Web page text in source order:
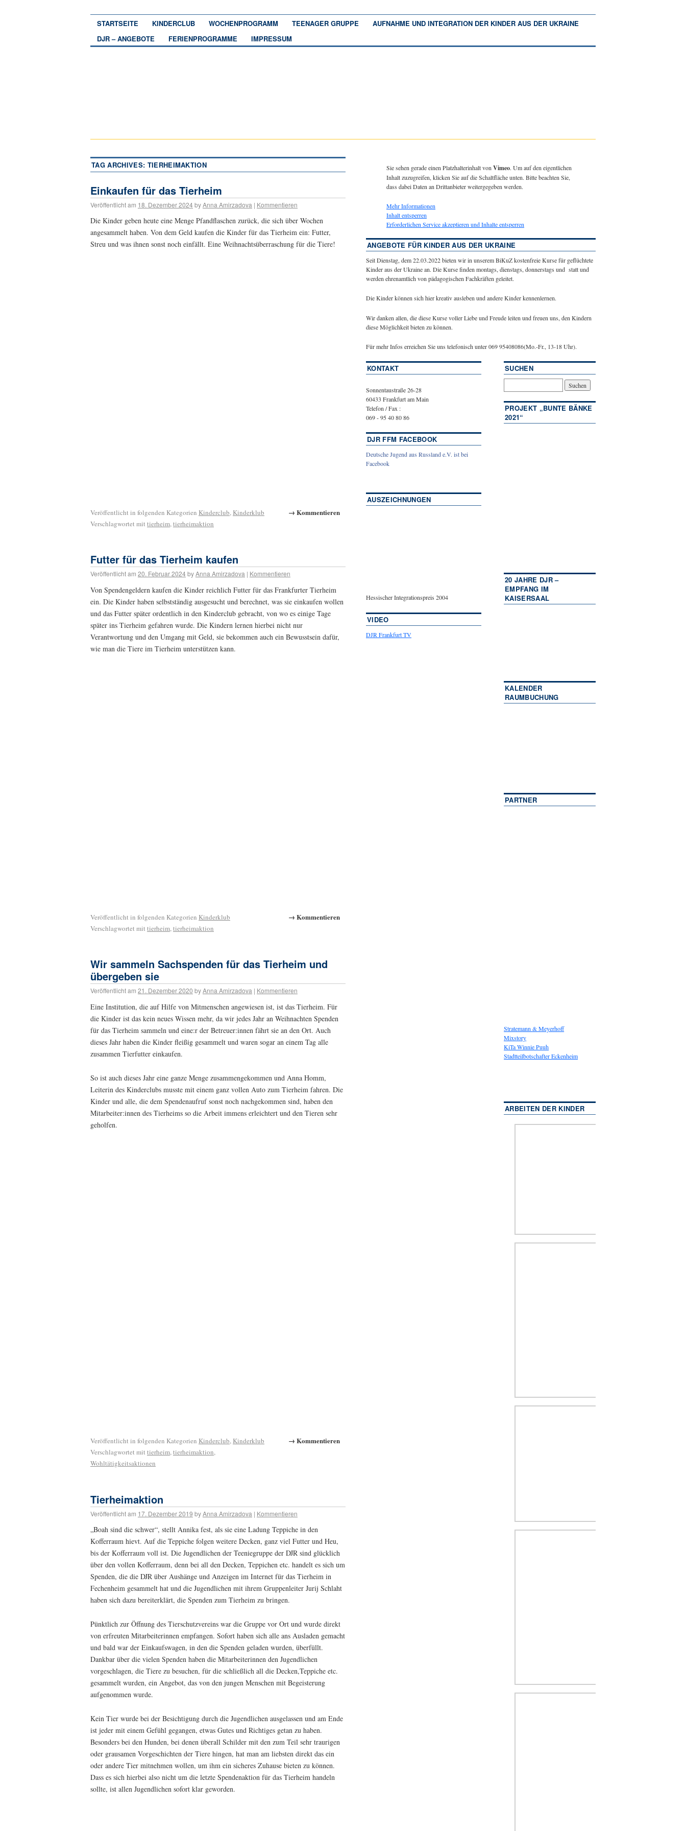
STARTSEITE KINDERCLUB WOCHENPROGRAMM TEENAGER GRUPPE
AUFNAHME UND INTEGRATION DER KINDER AUS DER UKRAINE
DJR – ANGEBOTE
FERIENPROGRAMME IMPRESSUM
TAG ARCHIVES: TIERHEIMAKTION
Einkaufen für das Tierheim
Veröffentlicht am 18. Dezember 2024byAnna Amirzadova | Kommentieren
Die Kinder geben heute eine Menge Pfandflaschen zurück, die sich über Wochen
angesammelt haben. Von dem Geld kaufen die Kinder für das Tierheim ein: Futter,
Streu und was ihnen sonst noch einfällt. Eine Weihnachtsüberraschung für die Tiere!
→ Kommentieren
Veröffentlicht in folgenden Kategorien Kinderclub, Kinderklub
Verschlagwortet mit tierheim,tierheimaktion
Futter für das Tierheim kaufen
Veröffentlicht am 20. Februar 2024byAnna Amirzadova | Kommentieren
Von Spendengeldern kaufen die Kinder reichlich Futter für das Frankfurter Tierheim
ein. Die Kinder haben selbstständig ausgesucht und berechnet, was sie einkaufen wollen
und das Futter später ordentlich in den Kinderclub gebracht, von wo es einige Tage
später ins Tierheim gefahren wurde. Die Kindern lernen hierbei nicht nur
Verantwortung und den Umgang mit Geld, sie bekommen auch ein Bewusstsein dafür,
wie man die Tiere im Tierheim unterstützen kann.
→ Kommentieren
Veröffentlicht in folgenden Kategorien Kinderklub
Verschlagwortet mit tierheim, tierheimaktion
Wir sammeln Sachspenden für das Tierheim und
übergeben sie
Veröffentlicht am 21. Dezember 2020 byAnna Amirzadova | Kommentieren
Eine Institution, die auf Hilfe von Mitmenschen angewiesen ist, ist das Tierheim. Für
die Kinder ist das kein neues Wissen mehr, da wir jedes Jahr an Weihnachten Spenden
für das Tierheim sammeln und eine:r der Betreuer:innen fährt sie an den Ort. Auch
dieses Jahr haben die Kinder fleißig gesammelt und waren sogar an einem Tag alle
zusammen Tierfutter einkaufen.
So ist auch dieses Jahr eine ganze Menge zusammengekommen und Anna Homm,
Leiterin des Kinderclubs musste mit einem ganz vollen Auto zum Tierheim fahren. Die
Kinder und alle, die dem Spendenaufruf sonst noch nachgekommen sind, haben den
Mitarbeiter:innen des Tierheims so die Arbeit immens erleichtert und den Tieren sehr
geholfen.
→ Kommentieren
Veröffentlicht in folgenden Kategorien Kinderclub, Kinderklub
Verschlagwortet mit tierheim,tierheimaktion,
Wohltätigkeitsaktionen
Tierheimaktion
Veröffentlicht am 17. Dezember 2019 byAnna Amirzadova | Kommentieren
„Boah sind die schwer“, stellt Annika fest, als sie eine Ladung Teppiche in den
Kofferraum hievt. Auf die Teppiche folgen weitere Decken, ganz viel Futter und Heu,
bis der Kofferraum voll ist. Die Jugendlichen der Teeniegruppe der DJR sind glücklich
über den vollen Kofferraum, denn bei all den Decken, Teppichen etc. handelt es sich um
Spenden, die die DJR über Aushänge und Anzeigen im Internet für das Tierheim in
Fechenheim gesammelt hat und die Jugendlichen mit ihrem Gruppenleiter Jurij Schlaht
haben sich dazu bereiterklärt, die Spenden zum Tierheim zu bringen.
Pünktlich zur Öffnung des Tierschutzvereins war die Gruppe vor Ort und wurde direkt
von erfreuten Mitarbeiterinnen empfangen. Sofort haben sich alle ans Ausladen gemacht
und bald war der Einkaufswagen, in den die Spenden geladen wurden, überfüllt.
Dankbar über die vielen Spenden haben die Mitarbeiterinnen den Jugendlichen
vorgeschlagen, die Tiere zu besuchen, für die schließlich all die Decken,Teppiche etc.
gesammelt wurden, ein Angebot, das von den jungen Menschen mit Begeisterung
aufgenommen wurde.
Kein Tier wurde bei der Besichtigung durch die Jugendlichen ausgelassen und am Ende
ist jeder mit einem Gefühl gegangen, etwas Gutes und Richtiges getan zu haben.
Besonders bei den Hunden, bei denen überall Schilder mit den zum Teil sehr traurigen
oder grausamen Vorgeschichten der Tiere hingen, hat man am liebsten direkt das ein
oder andere Tier mitnehmen wollen, um ihm ein sicheres Zuhause bieten zu können.
Dass es sich hierbei also nicht um die letzte Spendenaktion für das Tierheim handeln
sollte, ist allen Jugendlichen sofort klar geworden.
Sie sehen gerade einen Platzhalterinhalt von Vimeo. Um auf den eigentlichen
Inhalt zuzugreifen, klicken Sie auf die Schaltfläche unten. Bitte beachten Sie,
dass dabei Daten an Drittanbieter weitergegeben werden.
Mehr Informationen
Inhalt entsperren
Erforderlichen Service akzeptieren und Inhalte entsperren
ANGEBOTE FÜR KINDER AUS DER UKRAINE
Seit Dienstag, dem 22.03.2022 bieten wir in unserem BiKuZ kostenfreie Kurse für geflüchtete
Kinder aus der Ukraine an. Die Kurse finden montags, dienstags, donnerstags und statt und
werden ehrenamtlich von pädagogischen Fachkräften geleitet.
Die Kinder können sich hier kreativ ausleben und andere Kinder kennenlernen.
Wir danken allen, die diese Kurse voller Liebe und Freude leiten und freuen uns, den Kindern
diese Möglichkeit bieten zu können.
Für mehr Infos erreichen Sie uns telefonisch unter 069 95408086(Mo.-Fr., 13-18 Uhr).
KONTAKT
Sonnentaustraße 26-28
60433 Frankfurt am Main
Telefon / Fax :
069 - 95 40 80 86
DJR FFM FACEBOOK
Deutsche Jugend aus Russland e.V. ist bei
Facebook
AUSZEICHNUNGEN
Hessischer Integrationspreis 2004
VIDEO
DJR Frankfurt TV
SUCHEN
PROJEKT „BUNTE BÄNKE
2021“
20 JAHRE DJR –
EMPFANG IM
KAISERSAAL
KALENDER
RAUMBUCHUNG
PARTNER
Stratemann & Meyerhoff
Mixstory
KiTa Winnie Puuh
Stadtteilbotschafter Eckenheim
ARBEITEN DER KINDER